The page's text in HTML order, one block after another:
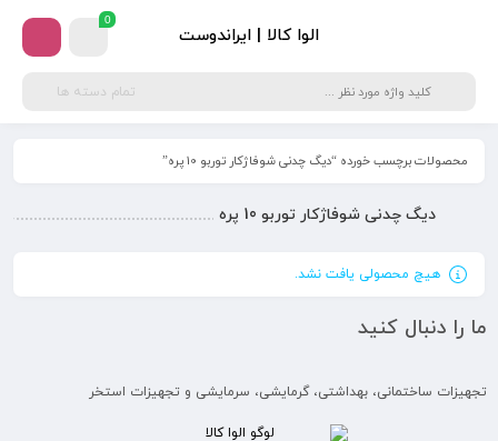
الوا کالا | ایراندوست
0
تمام دسته ها
محصولات برچسب خورده “دیگ چدنی شوفاژکار توربو 10 پره”
دیگ چدنی شوفاژکار توربو 10 پره
هیچ محصولی یافت نشد.
ما را دنبال کنید
تجهیزات ساختمانی، بهداشتی، گرمایشی، سرمایشی و تجهیزات استخر